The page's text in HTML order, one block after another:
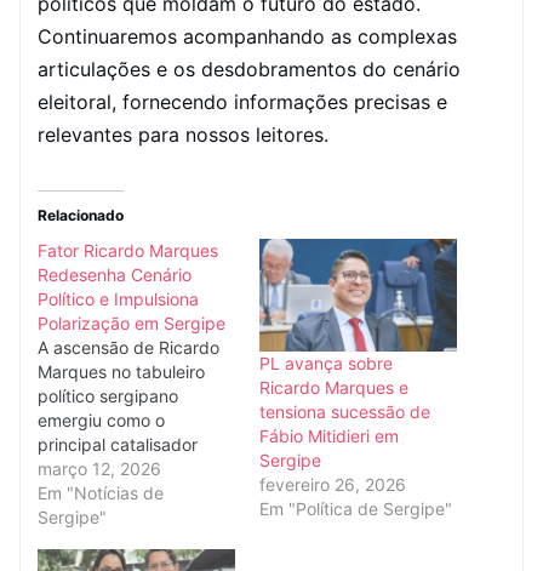
Continuaremos acompanhando as complexas
articulações e os desdobramentos do cenário
eleitoral, fornecendo informações precisas e
relevantes para nossos leitores.
Relacionado
Fator Ricardo Marques
Redesenha Cenário
Político e Impulsiona
Polarização em Sergipe
A ascensão de Ricardo
Marques no tabuleiro
político sergipano
emergiu como o
principal catalisador
para uma nova
polarização política em
Sergipe, reconfigurando
eleitoral para os
março 12, 2026
Em "Notícias de
Sergipe"
PL avança sobre
Ricardo Marques e
tensiona sucessão de
Fábio Mitidieri em
Sergipe
fevereiro 26, 2026
Em "Política de Sergipe"